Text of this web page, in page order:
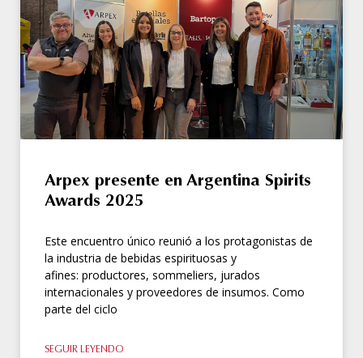
Arpex presente en Argentina Spirits
Awards 2025
Este encuentro único reunió a los protagonistas de
la industria de bebidas espirituosas y
afines: productores, sommeliers, jurados
internacionales y proveedores de insumos. Como
parte del ciclo
SEGUIR LEYENDO